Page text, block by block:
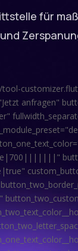
für
und
anfragen"